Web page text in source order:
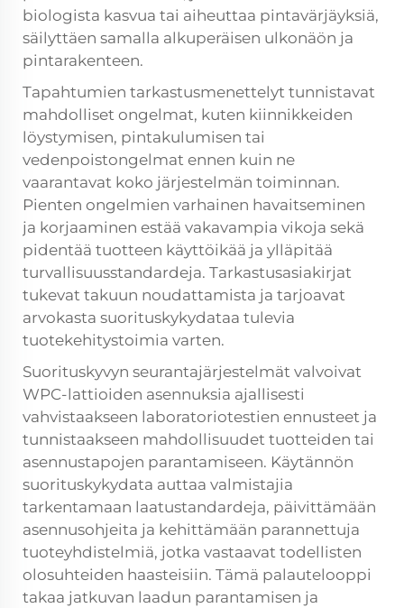
biologista kasvua tai aiheuttaa pintavärjäyksiä,
säilyttäen samalla alkuperäisen ulkonäön ja
pintarakenteen.
Tapahtumien tarkastusmenettelyt tunnistavat
mahdolliset ongelmat, kuten kiinnikkeiden
löystymisen, pintakulumisen tai
vedenpoistongelmat ennen kuin ne
vaarantavat koko järjestelmän toiminnan.
Pienten ongelmien varhainen havaitseminen
ja korjaaminen estää vakavampia vikoja sekä
pidentää tuotteen käyttöikää ja ylläpitää
turvallisuusstandardeja. Tarkastusasiakirjat
tukevat takuun noudattamista ja tarjoavat
arvokasta suorituskykydataa tulevia
tuotekehitystoimia varten.
Suorituskyvyn seurantajärjestelmät valvoivat
WPC-lattioiden asennuksia ajallisesti
vahvistaakseen laboratoriotestien ennusteet ja
tunnistaakseen mahdollisuudet tuotteiden tai
asennustapojen parantamiseen. Käytännön
suorituskykydata auttaa valmistajia
tarkentamaan laatustandardeja, päivittämään
asennusohjeita ja kehittämään parannettuja
tuoteyhdistelmiä, jotka vastaavat todellisten
olosuhteiden haasteisiin. Tämä palautelooppi
takaa jatkuvan laadun parantamisen ja